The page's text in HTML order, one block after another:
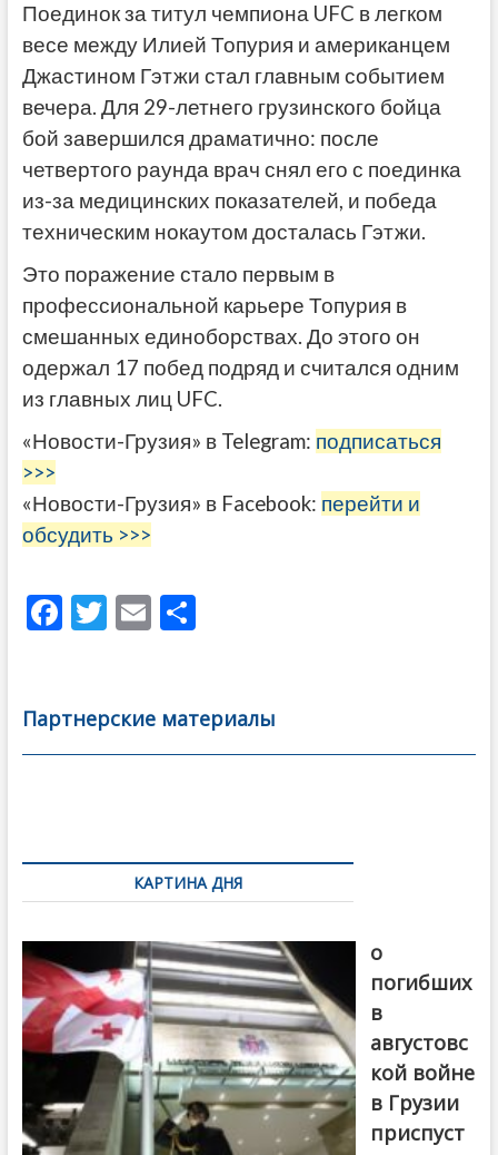
Поединок за титул чемпиона UFC в легком
весе между Илией Топурия и американцем
Джастином Гэтжи стал главным событием
вечера. Для 29-летнего грузинского бойца
бой завершился драматично: после
четвертого раунда врач снял его с поединка
из-за медицинских показателей, и победа
техническим нокаутом досталась Гэтжи.
Это поражение стало первым в
профессиональной карьере Топурия в
смешанных единоборствах. До этого он
одержал 17 побед подряд и считался одним
из главных лиц UFC.
«Новости-Грузия» в Telegram: подписаться
>>>
«Новости-Грузия» в Facebook: перейти и
обсудить >>>
F
b
o
T
er
E
l
О
а
в
Партнерские материалы
по
записямКАРТИНА ДНЯ
о
погибших
в
августовс
кой войне
в Грузии
приспуст